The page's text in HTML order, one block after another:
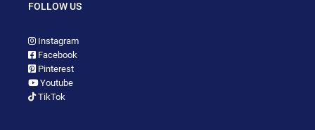
FOLLOW US
Instagram
Facebook
Pinterest
Youtube
TikTok